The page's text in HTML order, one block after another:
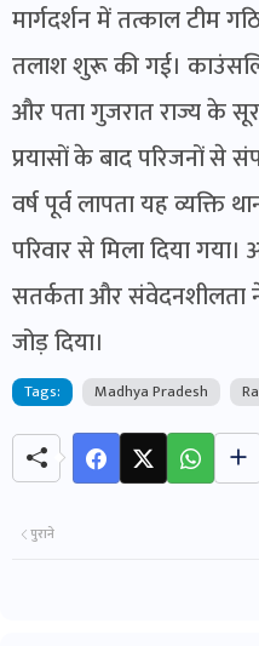
मार्गदर्शन में तत्काल टीम
तलाश शुरू की गई।
और पता गुजरात राज्य के
प्रयासों के बाद परिजनों से
वर्ष पूर्व लापता यह
परिवार से मिला दिया
सतर्कता और संवेदनशीलता
जोड़ दिया।
Tags: Madhya Pradesh
पुराने